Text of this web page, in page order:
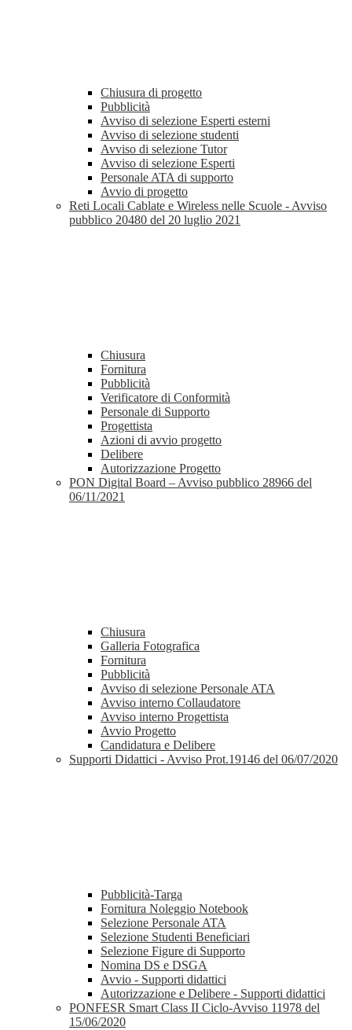
Chiusura di progetto
Pubblicità
Avviso di selezione Esperti esterni
Avviso di selezione studenti
Avviso di selezione Tutor
Avviso di selezione Esperti
Personale ATA di supporto
Avvio di progetto
Reti Locali Cablate e Wireless nelle Scuole - Avviso
pubblico 20480 del 20 luglio 2021
Chiusura
Fornitura
Pubblicità
Verificatore di Conformità
Personale di Supporto
Progettista
Azioni di avvio progetto
Delibere
Autorizzazione Progetto
PON Digital Board – Avviso pubblico 28966 del
06/11/2021
Chiusura
Galleria Fotografica
Fornitura
Pubblicità
Avviso di selezione Personale ATA
Avviso interno Collaudatore
Avviso interno Progettista
Avvio Progetto
Candidatura e Delibere
Supporti Didattici - Avviso Prot.19146 del 06/07/2020
Pubblicità-Targa
Fornitura Noleggio Notebook
Selezione Personale ATA
Selezione Studenti Beneficiari
Selezione Figure di Supporto
Nomina DS e DSGA
Avvio - Supporti didattici
Autorizzazione e Delibere - Supporti didattici
PONFESR Smart Class II Ciclo-Avviso 11978 del
15/06/2020